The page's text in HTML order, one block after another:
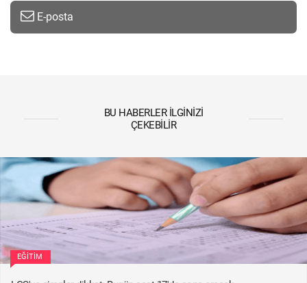
E-posta
BU HABERLER İLGINIZI
ÇEKEBILIR
EĞITIM